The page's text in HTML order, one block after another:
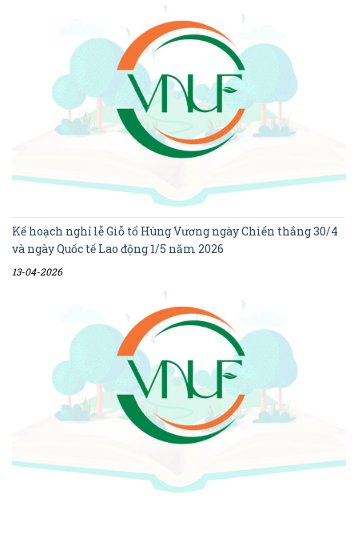
Kế hoạch nghỉ lễ Giỗ tổ Hùng Vương ngày Chiến thắng 30/4
và ngày Quốc tế Lao động 1/5 năm 2026
13-04-2026